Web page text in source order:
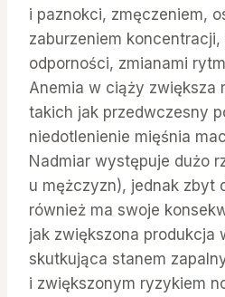
i paznokci, zmęczeniem,
zaburzeniem koncentracji,
odporności, zmianami
Anemia w ciąży zwiększa
takich jak przedwczesny
niedotlenienie mięśnia
Nadmiar występuje dużo
u mężczyzn), jednak zbyt
również ma swoje
jak zwiększona produkcja
skutkująca stanem
i zwiększonym ryzykiem